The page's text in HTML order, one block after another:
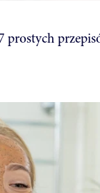
prostych